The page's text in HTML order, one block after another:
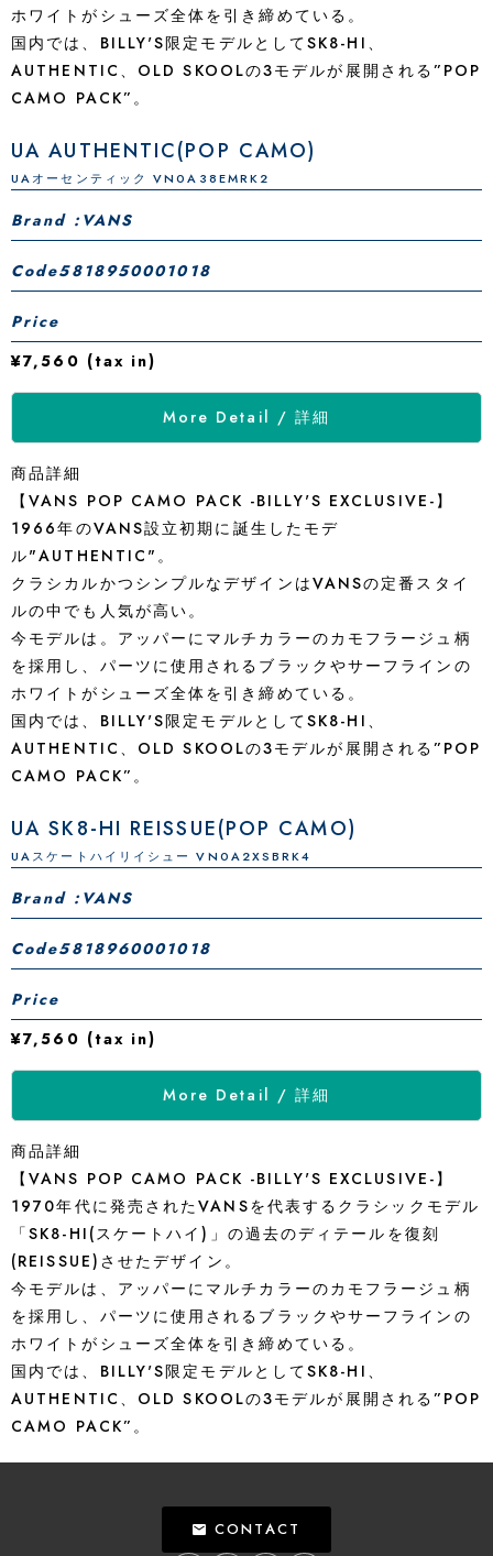
ホワイトがシューズ全体を引き締めている。
国内では、BILLY'S限定モデルとしてSK8-HI、
AUTHENTIC、OLD SKOOLの3モデルが展開される”POP
CAMO PACK”。
UA AUTHENTIC(POP CAMO)
UAオーセンティック VN0A38EMRK2
Brand :VANS
Code5818950001018
Price
¥7,560 (tax in)
More Detail / 詳細
商品詳細
【VANS POP CAMO PACK -BILLY'S EXCLUSIVE-】
1966年のVANS設立初期に誕生したモデ
ル"AUTHENTIC"。
クラシカルかつシンプルなデザインはVANSの定番スタイ
ルの中でも人気が高い。
今モデルは。アッパーにマルチカラーのカモフラージュ柄
を採用し、パーツに使用されるブラックやサーフラインの
ホワイトがシューズ全体を引き締めている。
国内では、BILLY'S限定モデルとしてSK8-HI、
AUTHENTIC、OLD SKOOLの3モデルが展開される”POP
CAMO PACK”。
UA SK8-HI REISSUE(POP CAMO)
UAスケートハイリイシュー VN0A2XSBRK4
Brand :VANS
Code5818960001018
Price
¥7,560 (tax in)
More Detail / 詳細
商品詳細
【VANS POP CAMO PACK -BILLY'S EXCLUSIVE-】
1970年代に発売されたVANSを代表するクラシックモデル
「SK8-HI(スケートハイ)」の過去のディテールを復刻
(REISSUE)させたデザイン。
今モデルは、アッパーにマルチカラーのカモフラージュ柄
を採用し、パーツに使用されるブラックやサーフラインの
ホワイトがシューズ全体を引き締めている。
国内では、BILLY'S限定モデルとしてSK8-HI、
AUTHENTIC、OLD SKOOLの3モデルが展開される”POP
CAMO PACK”。
CONTACT